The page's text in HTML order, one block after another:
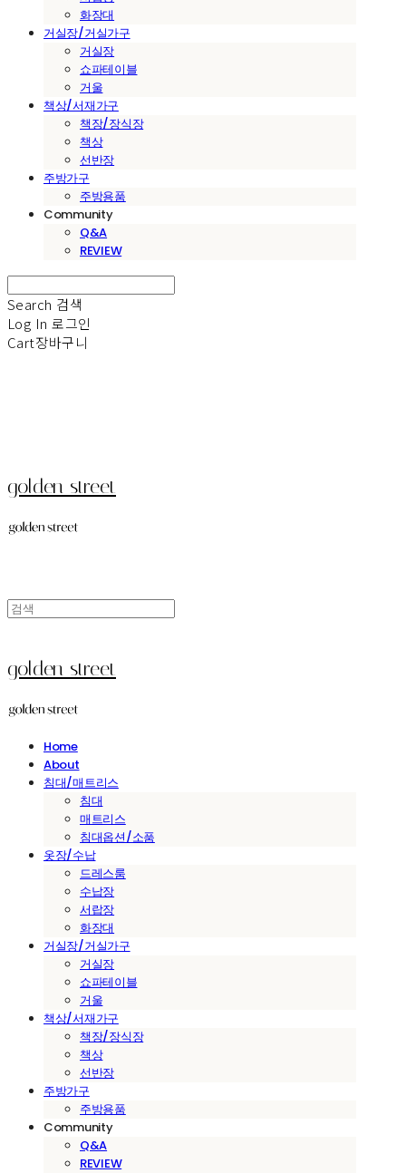
화장대
거실장/거실가구
거실장
쇼파테이블
거울
책상/서재가구
책장/장식장
책상
선반장
주방가구
주방용품
Community
Q&A
REVIEW
Search 검색
Log In 로그인
Cart장바구니
golden street
golden street
Home
About
침대/매트리스
침대
매트리스
침대옵션/소품
옷장/수납
드레스룸
수납장
서랍장
화장대
거실장/거실가구
거실장
쇼파테이블
거울
책상/서재가구
책장/장식장
책상
선반장
주방가구
주방용품
Community
Q&A
REVIEW